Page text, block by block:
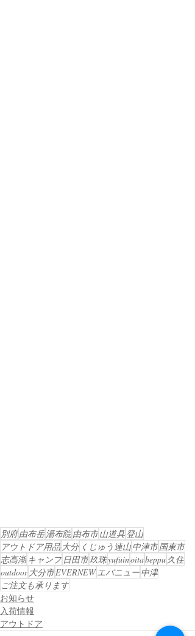
別府由布岳湯布院由布市山道具登山
アウトドア用品 大分 くじゅう連山中津市国東市
志高湖 キャンプ 日田市玖珠yufuinoitabeppu 久住
outdoor 大分市EVERNEWエバニュー中津
ご注文も承ります
お知らせ
入荷情報
アウトドア